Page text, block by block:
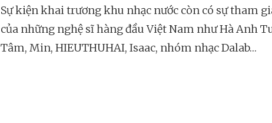
Sự kiện khai trương khu nhạc nước còn có sự tham
của những nghệ sĩ hàng đầu Việt Nam như Hà Anh
Tâm, Min, HIEUTHUHAI, Isaac, nhóm nhạc Dalab…